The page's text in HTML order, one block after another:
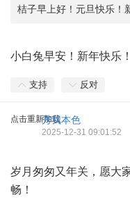
桔子早上好！元旦快乐！
小白兔早安！新年快乐
支持 反对
点击重新加载秀我本色
2025-12-31 09:01:52
岁月匆匆又年关，愿大
畅！